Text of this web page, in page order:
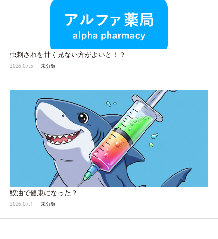
虫刺されを甘く見ない方がよいと！？
2026.07.5 未分類
鮫油で健康になった？
2026.07.1 未分類